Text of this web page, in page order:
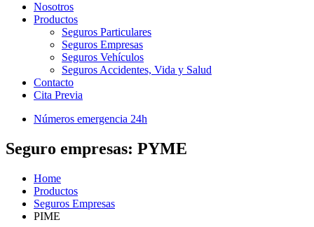
Nosotros
Productos
Seguros Particulares
Seguros Empresas
Seguros Vehículos
Seguros Accidentes, Vida y Salud
Contacto
Cita Previa
Números emergencia 24h
Seguro empresas: PYME
Home
Productos
Seguros Empresas
PIME